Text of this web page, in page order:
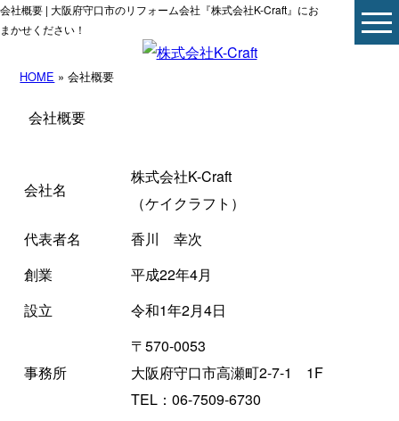
会社概要 | 大阪府守口市のリフォーム会社『株式会社K-Craft』にお
まかせください！
HOME » 会社概要
会社概要
会社名
株式会社K-Craft
（ケイクラフト）
代表者名
香川 幸次
創業
平成22年4月
設立
令和1年2月4日
事務所
〒570-0053
大阪府守口市高瀬町2-7-1 1F
TEL：06-7509-6730